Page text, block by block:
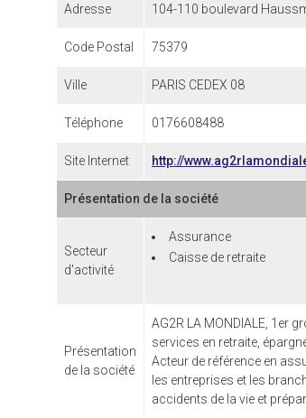
Adresse 104-110 boulevard
Code Postal 75379
Ville PARIS CEDEX 08
Téléphone 0176608488
Site Internet http://
Présentation de la société
Secteur
d'activité
Assurance
Caisse de retraite
Présentation
de la société
AG2R LA MONDIALE, 1er
services en retraite,
Acteur de référence en
les entreprises et les
accidents de la vie et